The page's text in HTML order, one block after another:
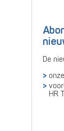
De
HR